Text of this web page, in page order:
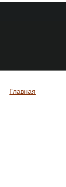
Вы здесь
Главная